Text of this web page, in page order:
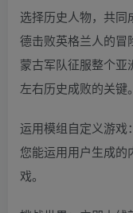
选择历史人物，共同
德击败英格兰人的冒
蒙古军队征服整个亚
左右历史成败的关键。
运用模组自定义游戏
您能运用用户生成
戏。